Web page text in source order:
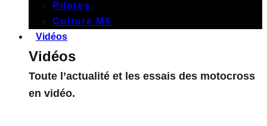
Pilotes
Culture MX
Vidéos
Vidéos
Toute l’actualité et les essais des motocross
en vidéo.